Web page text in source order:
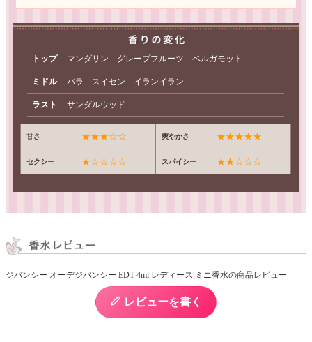
トップ マンダリン グレープフルーツ ベルガモット
ミドル バラ スイセン イランイラン
ラスト サンダルウッド
甘さ ★★★☆☆ 爽やかさ ★★★★★
セクシー ★☆☆☆☆ スパイシー ★★☆☆☆
ジバンシー オーデジバンシー EDT 4ml レディース ミニ香水の商品レビュー
レビューを書く